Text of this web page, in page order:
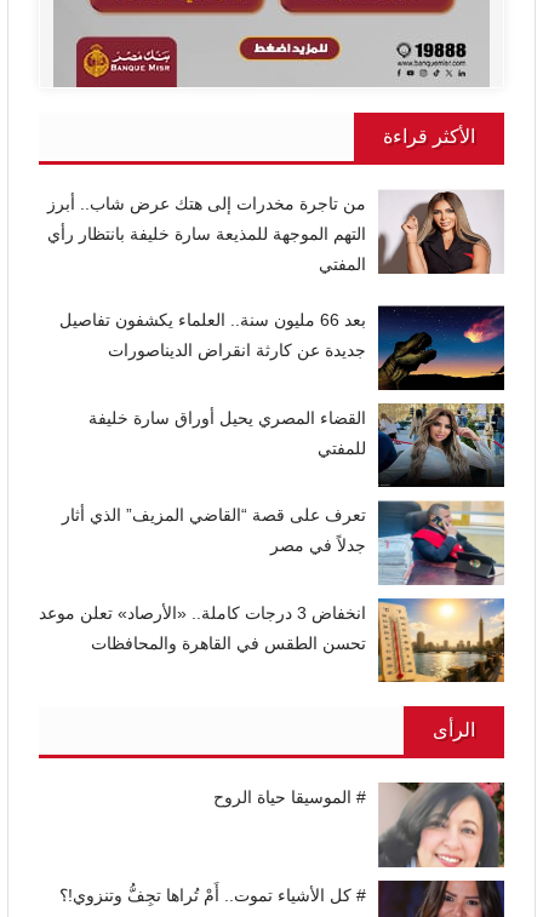
الأكثر قراءة
من تاجرة مخدرات إلى هتك عرض شاب.. أبرز
التهم الموجهة للمذيعة سارة خليفة بانتظار رأي
المفتي
بعد 66 مليون سنة.. العلماء يكشفون تفاصيل
جديدة عن كارثة انقراض الديناصورات
القضاء المصري يحيل أوراق سارة خليفة
للمفتي
تعرف على قصة “القاضي المزيف” الذي أثار
جدلاً في مصر
انخفاض 3 درجات كاملة.. «الأرصاد» تعلن موعد
تحسن الطقس في القاهرة والمحافظات
الرأى
# الموسيقا حياة الروح
# كل الأشياء تموت.. أَمْ تُراها تجِفُّ وتنزوي!؟